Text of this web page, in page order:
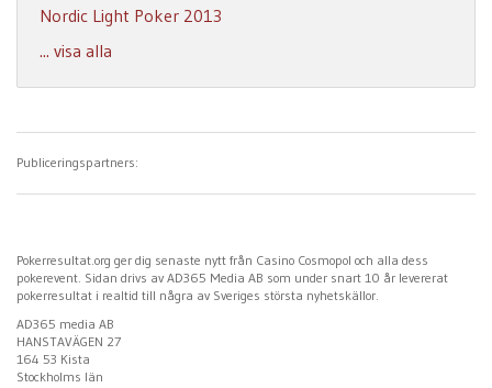
Nordic Light Poker 2013
... visa alla
Publiceringspartners:
Pokerresultat.org ger dig senaste nytt från Casino Cosmopol och alla dess
pokerevent. Sidan drivs av AD365 Media AB som under snart 10 år levererat
pokerresultat i realtid till några av Sveriges största nyhetskällor.
AD365 media AB
HANSTAVÄGEN 27
164 53 Kista
Stockholms län